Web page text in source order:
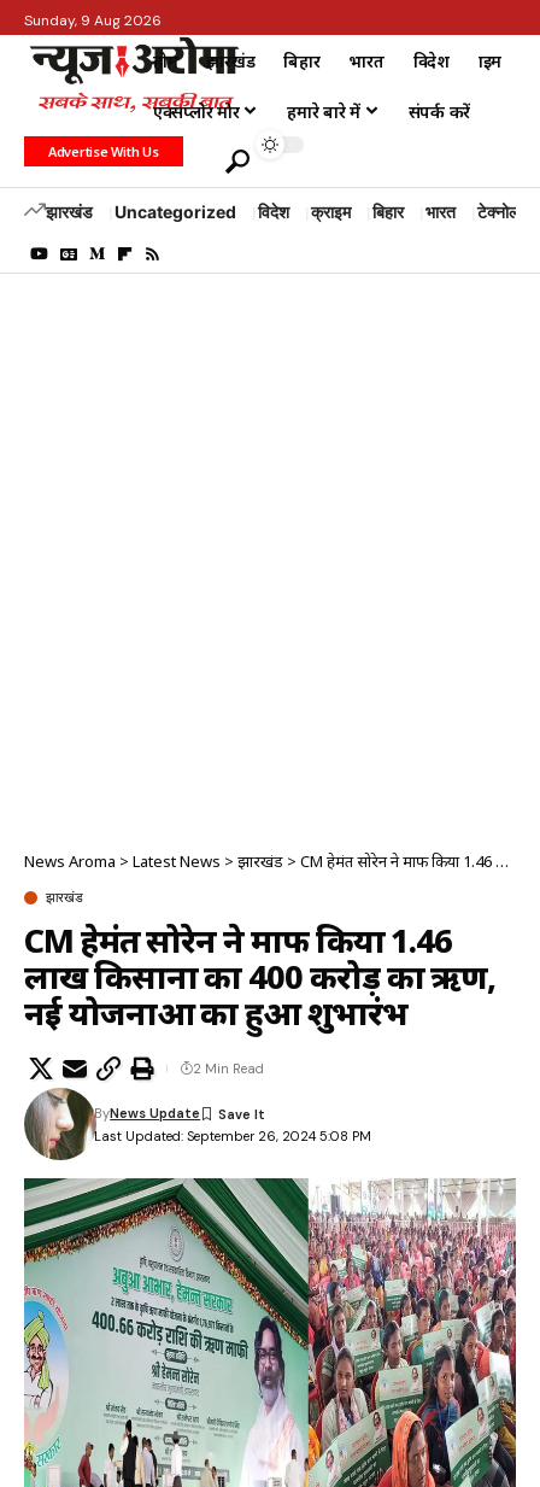
Sunday, 9 Aug 2026
होम झारखंड बिहार भारत विदेश क्राइम
एक्सप्लोर मोर हमारे बारे में संपर्क करें
Advertise With Us
झारखंड Uncategorized विदेश क्राइम बिहार भारत टेक्नोलॉजी
News Aroma > Latest News > झारखंड > CM हेमंत सोरेन ने माफ किया 1.46 लाख किसानों का 400 करोड़ का ऋण, नई योजनाओं का हुआ शुभारंभ
झारखंड
CM हेमंत सोरेन ने माफ किया 1.46
लाख किसानों का 400 करोड़ का ऋण,
नई योजनाओं का हुआ शुभारंभ
Last Updated: September 26, 2024 5:08 PM
ByNews Update
2 Min Read